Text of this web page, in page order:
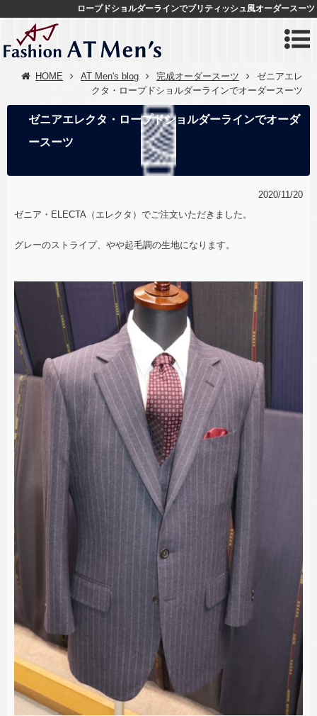
ロープドショルダーラインでブリティッシュ風オーダースーツ
HOME AT Men's blog 完成オーダースーツ
ゼニアエレ
クタ・ロープドショルダーラインでオーダースーツ
ゼニアエレクタ・ロープドショルダーラインでオーダ
ースーツ
2020/11/20
ゼニア・ELECTA（エレクタ）でご注文いただきました。
グレーのストライプ、やや起毛調の生地になります。